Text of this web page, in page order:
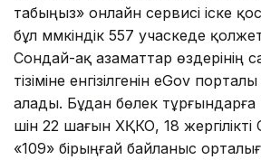
табыңыз» онлайн сервисі іске
бұл мүмкіндік 557 учаскеде
Сондай-ақ азаматтар өздерінің
тізіміне енгізілгенін eGov
алады. Бұдан бөлек
үшін 22 шағын ХҚКО, 18
«109» бірыңғай байланыс